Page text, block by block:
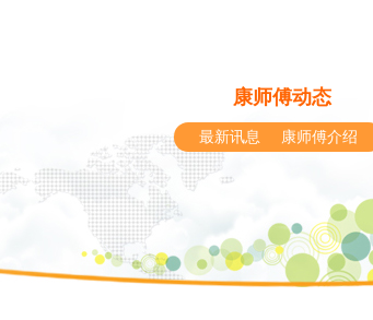
康师傅动态
最新讯息 康师傅介绍